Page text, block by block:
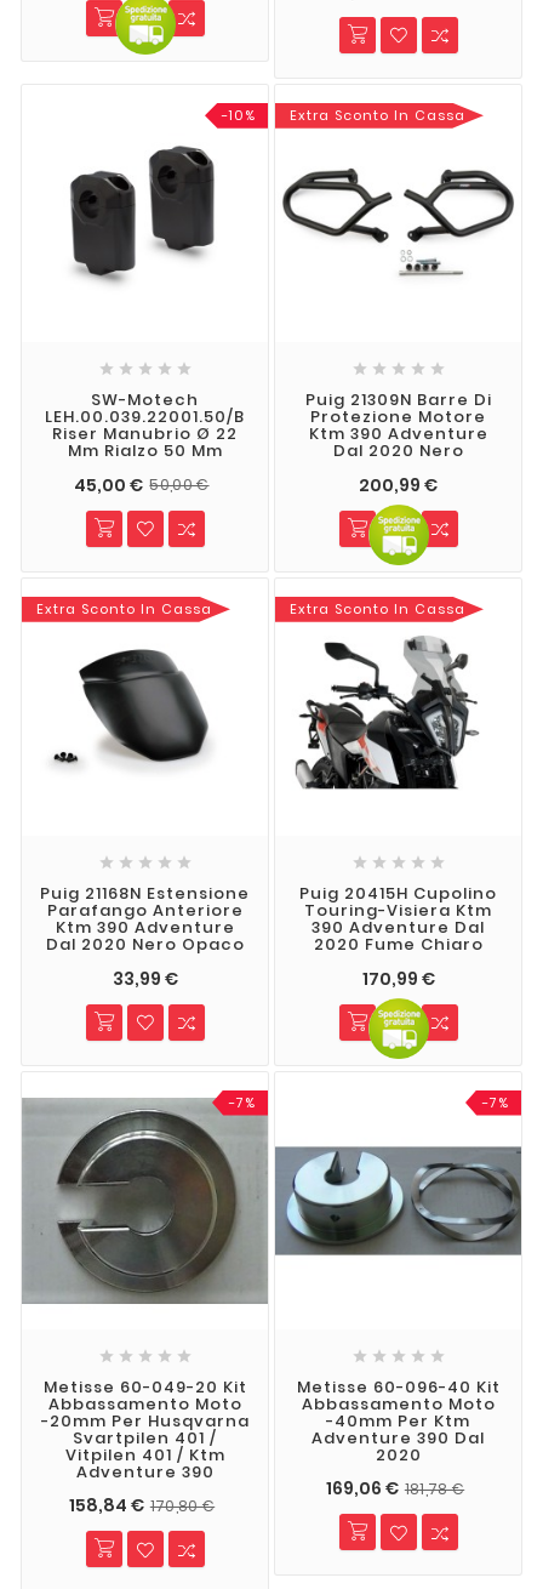
-10%
    
SW-Motech
LEH.00.039.22001.50/B
Riser Manubrio Ø 22
Mm Rialzo 50 Mm
45,00 € 50,00 €
Extra Sconto In Cassa
    
Puig 21309N Barre Di
Protezione Motore
Ktm 390 Adventure
Dal 2020 Nero
200,99 €
Extra Sconto In Cassa
    
Puig 21168N Estensione
Parafango Anteriore
Ktm 390 Adventure
Dal 2020 Nero Opaco
33,99 €
Extra Sconto In Cassa
    
Puig 20415H Cupolino
Touring-Visiera Ktm
390 Adventure Dal
2020 Fume Chiaro
170,99 €
-7%
    
Metisse 60-049-20 Kit
Abbassamento Moto
-20mm Per Husqvarna
Svartpilen 401 /
Vitpilen 401 / Ktm
Adventure 390
158,84 € 170,80 €
-7%
    
Metisse 60-096-40 Kit
Abbassamento Moto
-40mm Per Ktm
Adventure 390 Dal
2020
169,06 € 181,78 €